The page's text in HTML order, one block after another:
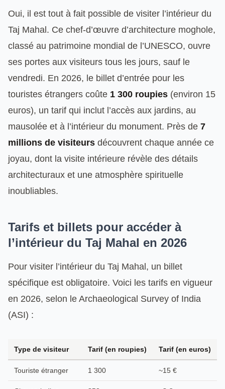
Oui, il est tout à fait possible de visiter l’intérieur du
Taj Mahal. Ce chef-d’œuvre d’architecture moghole,
classé au patrimoine mondial de l’UNESCO, ouvre
ses portes aux visiteurs tous les jours, sauf le
vendredi. En 2026, le billet d’entrée pour les
touristes étrangers coûte 1 300 roupies (environ 15
euros), un tarif qui inclut l’accès aux jardins, au
mausolée et à l’intérieur du monument. Près de 7
millions de visiteurs découvrent chaque année ce
joyau, dont la visite intérieure révèle des détails
architecturaux et une atmosphère spirituelle
inoubliables.
Tarifs et billets pour accéder à
l’intérieur du Taj Mahal en 2026
Pour visiter l’intérieur du Taj Mahal, un billet
spécifique est obligatoire. Voici les tarifs en vigueur
en 2026, selon le Archaeological Survey of India
(ASI) :
Type de visiteur Tarif (en roupies) Tarif (en euros)
Touriste étranger 1 300 ~15 €